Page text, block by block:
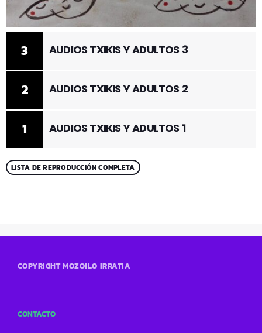
1 AUDIOS TXIKIS Y ADULTOS 1
2 AUDIOS TXIKIS Y ADULTOS 2
3 AUDIOS TXIKIS Y ADULTOS 3
LISTA DE REPRODUCCIÓN COMPLETA
COPYRIGHT MOZOILO IRRATIA
CONTACTO